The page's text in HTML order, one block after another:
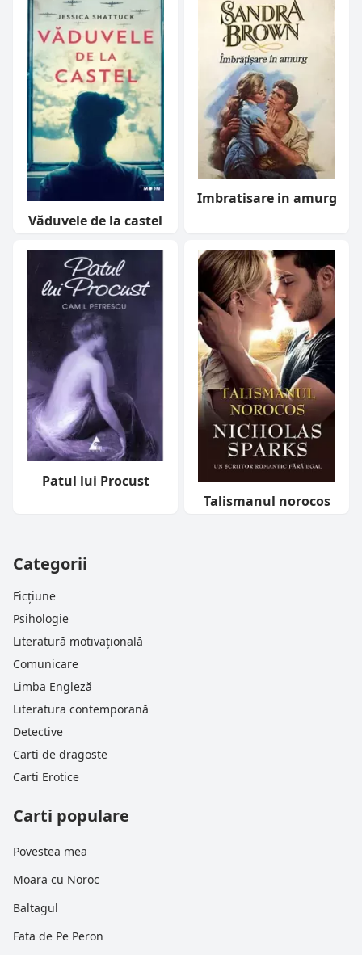
Văduvele de la castel
Imbratisare in amurg
Patul lui Procust
Talismanul norocos
Categorii
Ficțiune
Psihologie
Literatură motivațională
Comunicare
Limba Engleză
Literatura contemporană
Detective
Carti de dragoste
Carti Erotice
Carti populare
Povestea mea
Moara cu Noroc
Baltagul
Fata de Pe Peron